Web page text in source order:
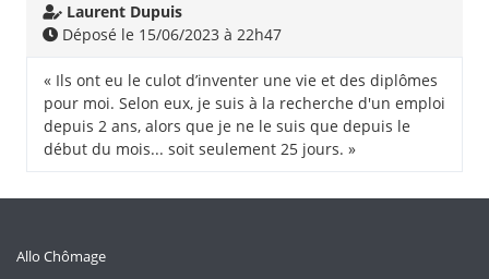
Laurent Dupuis
Déposé le 15/06/2023 à 22h47
« Ils ont eu le culot d’inventer une vie et des diplômes
pour moi. Selon eux, je suis à la recherche d'un emploi
depuis 2 ans, alors que je ne le suis que depuis le
début du mois... soit seulement 25 jours. »
Allo Chômage